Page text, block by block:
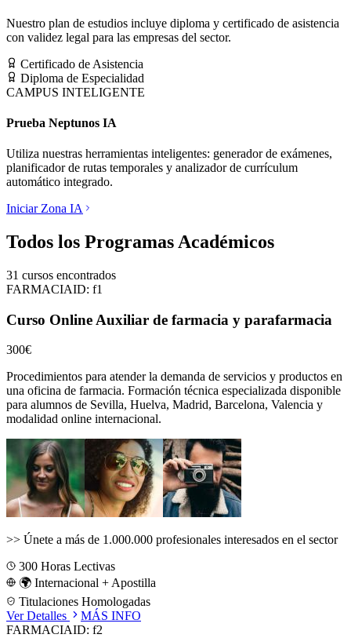
Nuestro plan de estudios incluye diploma y certificado de asistencia
con validez legal para las empresas del sector.
Certificado de Asistencia
Diploma de Especialidad
CAMPUS INTELIGENTE
Prueba Neptunos IA
Utiliza nuestras herramientas inteligentes: generador de exámenes,
planificador de rutas temporales y analizador de currículum
automático integrado.
Iniciar Zona IA
Todos los Programas Académicos
31 cursos encontrados
FARMACIAID: f1
Curso Online Auxiliar de farmacia y parafarmacia
300€
Procedimientos para atender la demanda de servicios y productos en
una oficina de farmacia. Formación técnica especializada disponible
para alumnos de Sevilla, Huelva, Madrid, Barcelona, Valencia y
modalidad online internacional.
>> Únete a más de 1.000.000 profesionales interesados en el sector
300 Horas Lectivas
🌍 Internacional + Apostilla
Titulaciones Homologadas
Ver Detalles
MÁS INFO
FARMACIAID: f2